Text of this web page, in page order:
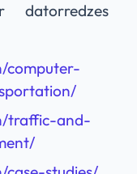
datorredzes
computer-
traffic-and-